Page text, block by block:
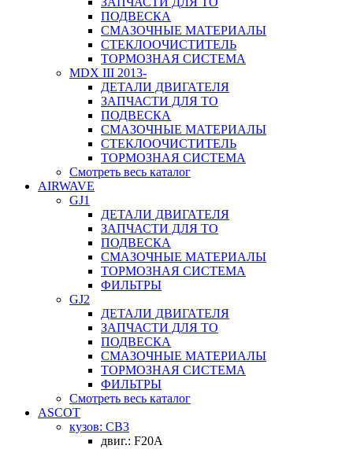
ПОДВЕСКА
СМАЗОЧНЫЕ МАТЕРИАЛЫ
СТЕКЛООЧИСТИТЕЛЬ
ТОРМОЗНАЯ СИСТЕМА
MDX III 2013-
ДЕТАЛИ ДВИГАТЕЛЯ
ЗАПЧАСТИ ДЛЯ ТО
ПОДВЕСКА
СМАЗОЧНЫЕ МАТЕРИАЛЫ
СТЕКЛООЧИСТИТЕЛЬ
ТОРМОЗНАЯ СИСТЕМА
Смотреть весь каталог
AIRWAVE
GJ1
ДЕТАЛИ ДВИГАТЕЛЯ
ЗАПЧАСТИ ДЛЯ ТО
ПОДВЕСКА
СМАЗОЧНЫЕ МАТЕРИАЛЫ
ТОРМОЗНАЯ СИСТЕМА
ФИЛЬТРЫ
GJ2
ДЕТАЛИ ДВИГАТЕЛЯ
ЗАПЧАСТИ ДЛЯ ТО
ПОДВЕСКА
СМАЗОЧНЫЕ МАТЕРИАЛЫ
ТОРМОЗНАЯ СИСТЕМА
ФИЛЬТРЫ
Смотреть весь каталог
ASCOT
кузов: CB3
двиг.: F20A